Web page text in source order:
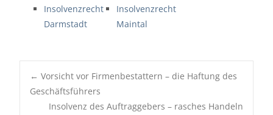
Insolvenzrecht
Darmstadt
Insolvenzrecht
Maintal
Post
navigation
← Vorsicht vor Firmenbestattern – die Haftung des
Geschäftsführers
Insolvenz des Auftraggebers – rasches Handeln